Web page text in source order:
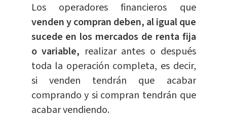
Los operadores financieros que
venden y compran deben, al igual que
sucede en los mercados de renta fija
o variable, realizar antes o después
toda la operación completa, es decir,
si venden tendrán que acabar
comprando y si compran tendrán que
acabar vendiendo.